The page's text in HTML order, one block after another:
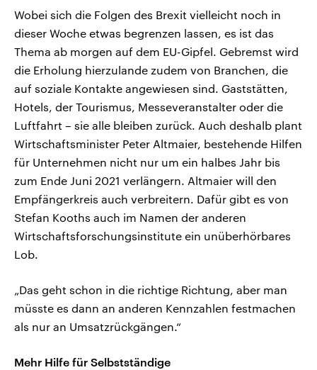
Wobei sich die Folgen des Brexit vielleicht noch in
dieser Woche etwas begrenzen lassen, es ist das
Thema ab morgen auf dem EU-Gipfel. Gebremst wird
die Erholung hierzulande zudem von Branchen, die
auf soziale Kontakte angewiesen sind. Gaststätten,
Hotels, der Tourismus, Messeveranstalter oder die
Luftfahrt – sie alle bleiben zurück. Auch deshalb plant
Wirtschaftsminister Peter Altmaier, bestehende Hilfen
für Unternehmen nicht nur um ein halbes Jahr bis
zum Ende Juni 2021 verlängern. Altmaier will den
Empfängerkreis auch verbreitern. Dafür gibt es von
Stefan Kooths auch im Namen der anderen
Wirtschaftsforschungsinstitute ein unüberhörbares
Lob.
„Das geht schon in die richtige Richtung, aber man
müsste es dann an anderen Kennzahlen festmachen
als nur an Umsatzrückgängen.“
Mehr Hilfe für Selbstständige